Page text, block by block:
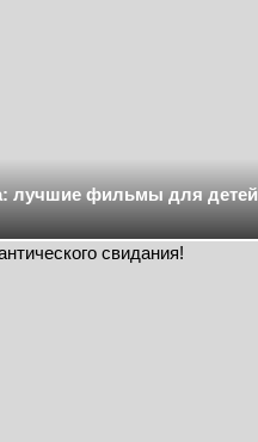
лучшие фильмы для детей